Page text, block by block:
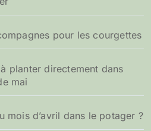
pour les courgettes
planter directement dans
mai
mois d’avril dans le potager ?